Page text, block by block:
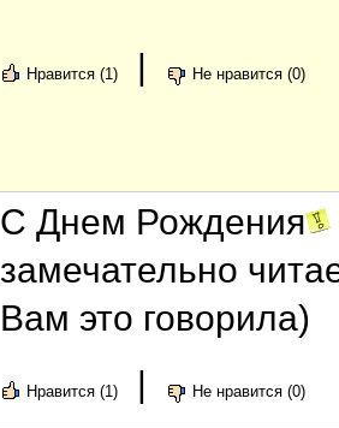
Нравится (1) | Не нравится (0)
С Днем Рождения
замечательно
Вам это говорила)
Нравится (1) Не нравится (0)